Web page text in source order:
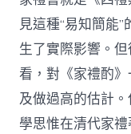
見這種“易知簡能
生了實際影響。
看，對《家禮酌
及做過高的估計
學思惟在清代家